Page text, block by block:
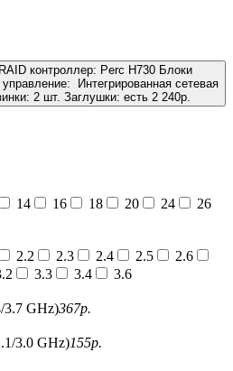
RAID контроллер: Perc H730 Блоки
Интегрированная сетевая
2 шт. Заглушки: есть 2 240р.
14 16 18 20 24
26
2.2 2.3 2.4 2.5
2.6
3.3 3.4 3.6
3.7 GHz)367р.
3.0 GHz)155р.